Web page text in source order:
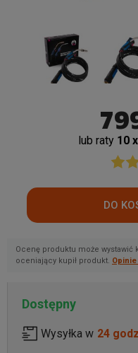
lub raty 10
Ocenę produktu może wystawić
oceniający kupił produkt.
Dostępny
Wysyłka w 24